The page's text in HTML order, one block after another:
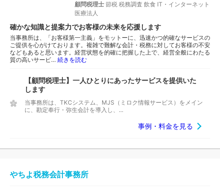
顧問税理士 節税 税務調査 飲食 IT・インターネット
医療法人
確かな知識と提案力でお客様の未来を応援します
当事務所は、「お客様第一主義」をモットーに、迅速かつ的確なサービスの
ご提供を心がけております。複雑で難解な会計・税務に対してお客様の不安
などもあると思います。経営状態を的確に把握した上で、経営全般にわたる
質の高いサービ… 続きを読む
【顧問税理士】一人ひとりにあったサービスを提供いた
します
当事務所は、TKCシステム、MJS（ミロク情報サービス）をメイン
に、勘定奉行・弥生会計を導入し、...
事例・料金を見る
やちよ税務会計事務所